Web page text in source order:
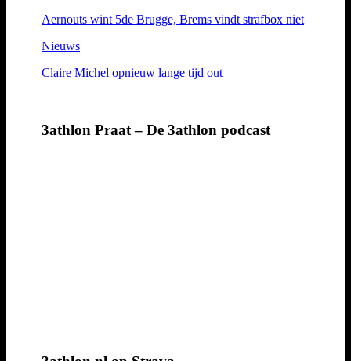
Aernouts wint 5de Brugge, Brems vindt strafbox niet
Nieuws
Claire Michel opnieuw lange tijd out
3athlon Praat – De 3athlon podcast